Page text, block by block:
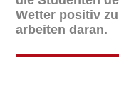
Wetter positiv
arbeiten daran.